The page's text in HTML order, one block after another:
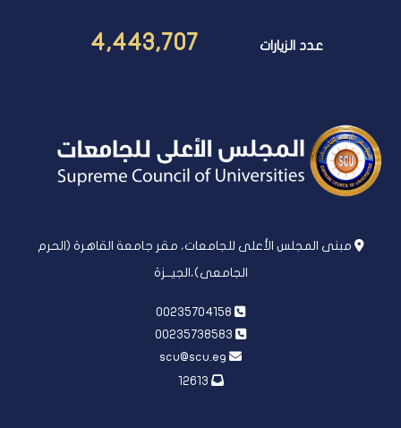
عدد الزيارات 4,443,707
مبنى المجلس الأعلى للجامعات، مقر جامعة القاهرة (الحرم
الجامعى)،الجيــزة